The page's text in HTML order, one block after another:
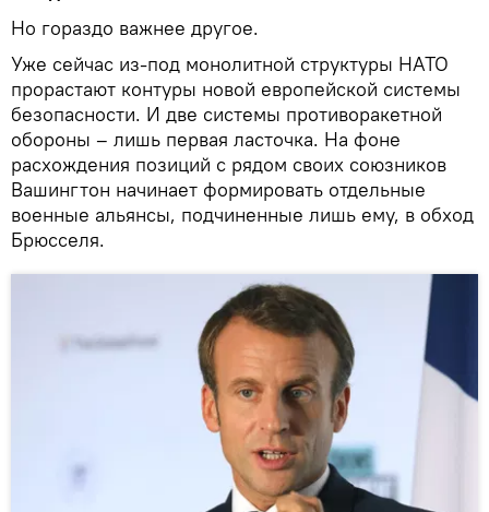
Но гораздо важнее другое.
Уже сейчас из-под монолитной структуры НАТО
прорастают контуры новой европейской системы
безопасности. И две системы противоракетной
обороны – лишь первая ласточка. На фоне
расхождения позиций с рядом своих союзников
Вашингтон начинает формировать отдельные
военные альянсы, подчиненные лишь ему, в обход
Брюсселя.